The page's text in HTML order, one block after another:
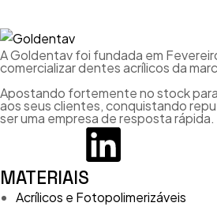
A Goldentav foi fundada em
comercializar dentes acrílicos da
Apostando fortemente no stock
aos seus clientes, conquistando
ser uma empresa de resposta rápida.
MATERIAIS
Acrílicos e Fotopolimerizáveis